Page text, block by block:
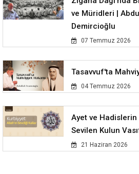
ve Müridleri |
Demircioğlu
07 Temmuz 2026
Tasavvuf'ta
04 Temmuz 2026
Ayet ve Hadislerin
Sevilen Kulun
21 Haziran 2026